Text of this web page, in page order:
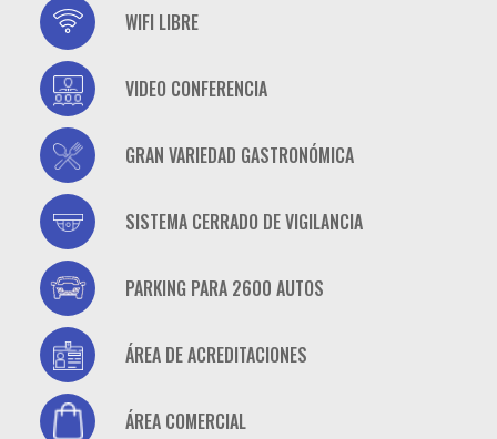
casino WIFI LIBRE
casino VIDEO CONFERENCIA
casino GRAN VARIEDAD GASTRONÓMICA
casino SISTEMA CERRADO DE VIGILANCIA
casino PARKING PARA 2600 AUTOS
casino ÁREA DE ACREDITACIONES
casino ÁREA COMERCIAL